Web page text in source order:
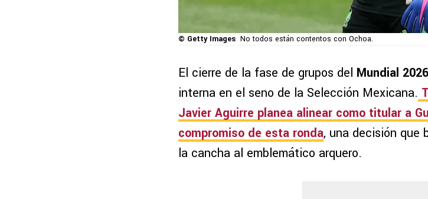
© Getty Images No todos están contentos con Ochoa.
El cierre de la fase de grupos del Mundial 2026
interna en el seno de la Selección Mexicana.
Javier Aguirre planea alinear como titular a
compromiso de esta ronda, una decisión que
la cancha al emblemático arquero.